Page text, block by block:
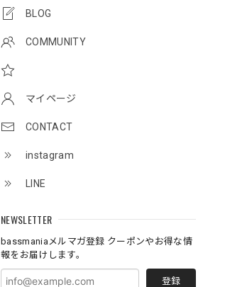
BLOG
COMMUNITY
マイページ
CONTACT
instagram
LINE
NEWSLETTER
bassmaniaメルマガ登録 クーポンやお得な情
報をお届けします。
登録